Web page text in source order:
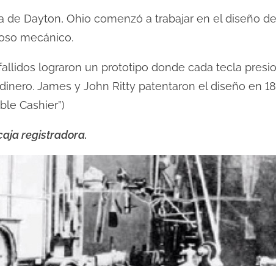
de Dayton, Ohio comenzó a trabajar en el diseño
mecánico.
lograron un prototipo donde cada tecla
James y John Ritty patentaron el diseño en
Cashier”)
registradora.